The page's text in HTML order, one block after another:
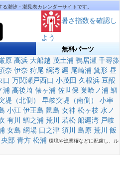
潮汐・潮見表カレンダーサイトです。
暑さ指数を確認し
よう
無料パーツ
原 高浜 大船越 茂土浦 鴨居瀬 千尋藻
奈 伊奈 狩尾 綱湾 廻 尾崎浦 箕形 昼
口 万関瀬戸西口 小茂田 久根浜 豆酘
浦 高後埼 俵ヶ浦 佐世保 巣喰ノ浦 鯛
堤（北側） 早岐突堤（南側）
小串
小江 伊王島 鼠島 女神 松ヶ枝 水ノ
有川 鯛之浦 荒川 若松 船廻湾 戸岐
女島 網場 口之津 須川 島原 荒川 飯
部 青方 松浦 環境や漁業権などに配慮し、ル